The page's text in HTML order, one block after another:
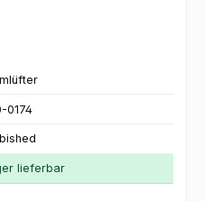
0174
lieferbar